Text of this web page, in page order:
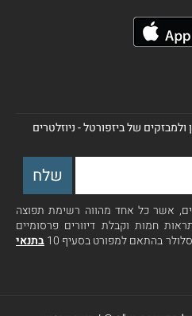
של ביזפורטל - ניוזלטרים
אשר כל אחד מהווה רשימת תפוצה
חמות וקבלת דיוורים פרסומיים
בהתאם למפורט בסעיף 10
בתנאי